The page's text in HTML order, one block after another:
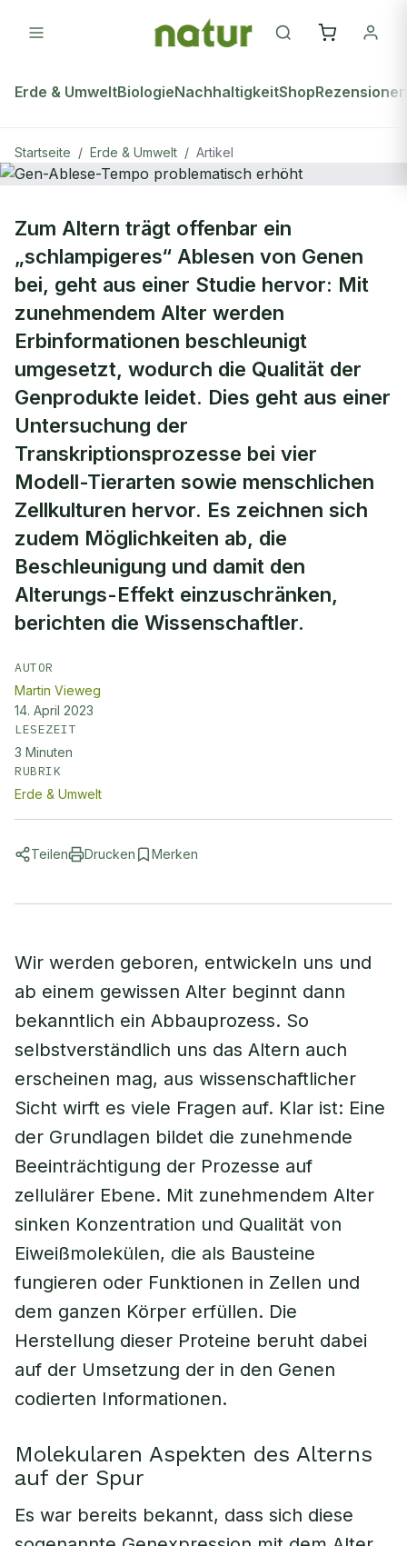
Erde & UmweltBiologieNachhaltigkeitShopRezensionen
Startseite / Erde & Umwelt / Artikel
Gen-Ablese-Tempo problematisch
erhöht
Zum Altern trägt offenbar ein
„schlampigeres“ Ablesen von Genen
bei, geht aus einer Studie hervor: Mit
zunehmendem Alter werden
Erbinformationen beschleunigt
umgesetzt, wodurch die Qualität der
Genprodukte leidet. Dies geht aus einer
Untersuchung der
Transkriptionsprozesse bei vier
Modell-Tierarten sowie menschlichen
Zellkulturen hervor. Es zeichnen sich
zudem Möglichkeiten ab, die
Beschleunigung und damit den
Alterungs-Effekt einzuschränken,
berichten die Wissenschaftler.
AUTOR
Martin Vieweg
14. April 2023
LESEZEIT
3 Minuten
RUBRIK
Erde & Umwelt
Teilen Drucken Merken
Wir werden geboren, entwickeln uns und
ab einem gewissen Alter beginnt dann
bekanntlich ein Abbauprozess. So
selbstverständlich uns das Altern auch
erscheinen mag, aus wissenschaftlicher
Sicht wirft es viele Fragen auf. Klar ist: Eine
der Grundlagen bildet die zunehmende
Beeinträchtigung der Prozesse auf
zellulärer Ebene. Mit zunehmendem Alter
sinken Konzentration und Qualität von
Eiweißmolekülen, die als Bausteine
fungieren oder Funktionen in Zellen und
dem ganzen Körper erfüllen. Die
Herstellung dieser Proteine beruht dabei
auf der Umsetzung der in den Genen
codierten Informationen.
Molekularen Aspekten des Alterns
auf der Spur
Es war bereits bekannt, dass sich diese